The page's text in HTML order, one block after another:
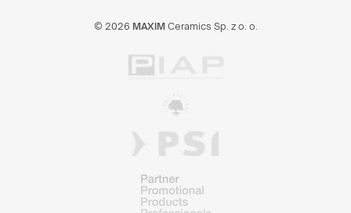
© 2026 MAXIMCeramics Sp. z o. o.